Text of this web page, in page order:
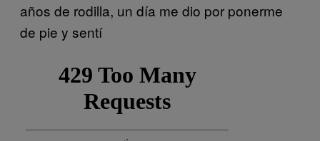
años de rodilla, un día me dio por ponerme
de pie y sentí